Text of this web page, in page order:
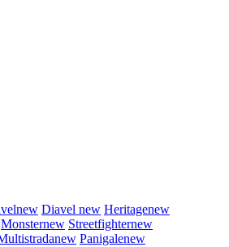
new Diavel new Heritagenew
Monsternew Streetfighternew
new Panigalenew